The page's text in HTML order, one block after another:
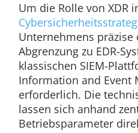
Um die Rolle von XDR
Unternehmens
Abgrenzung zu EDR-
klassischen SIEM-
Information and Event
erforderlich. Die
lassen sich anhand
Betriebsparameter